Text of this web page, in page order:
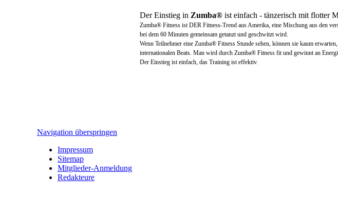
Der Einstieg in Zumba® ist einfach - tänzerisch mit flotter
Zumba® Fitness ist DER Fitness-Trend aus Amerika, eine Mischung aus den
bei dem 60 Minuten gemeinsam getanzt und geschwitzt wird.
Wenn Teilnehmer eine Zumba® Fitness Stunde sehen, können sie kaum
internationalen Beats. Man wird durch Zumba® Fitness fit und gewinnt an
Der Einstieg ist einfach, das Training ist effektiv.
Navigation überspringen
Impressum
Sitemap
Mitglieder-Anmeldung
Redakteure